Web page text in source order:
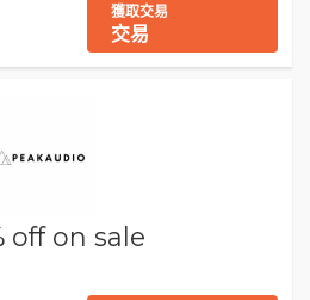
獲取交易
交易
off on sale